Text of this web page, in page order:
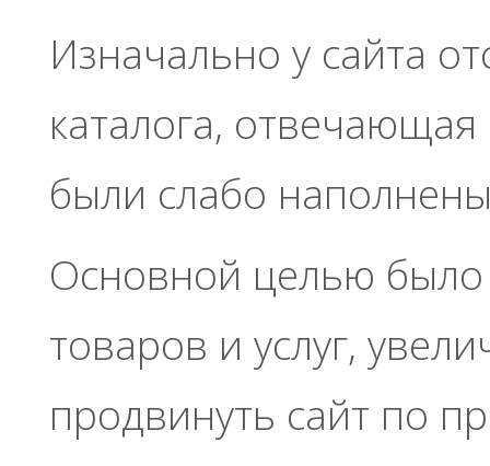
Изначально у сайта
каталога,
были слабо
Основной целью было
товаров и услуг,
продвинуть сайт по